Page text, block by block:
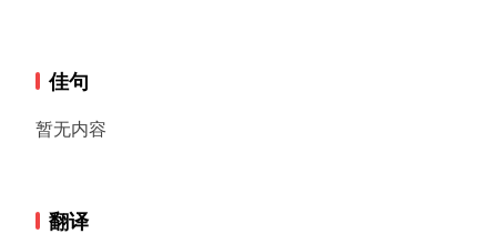
佳句
暂无内容
翻译